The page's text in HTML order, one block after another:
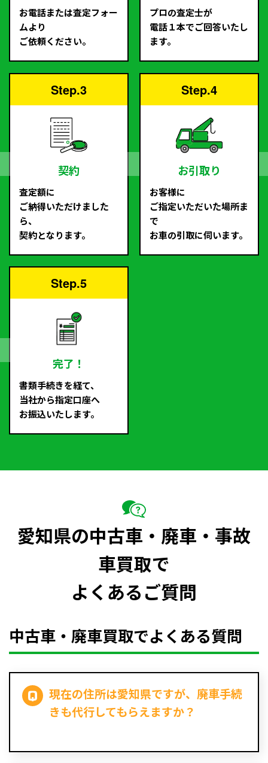
お電話または査定フォー
ムより
ご依頼ください。
プロの査定士が
電話１本でご回答いたし
ます。
Step.3
契約
査定額に
ご納得いただけました
ら、
契約となります。
Step.4
お引取り
お客様に
ご指定いただいた場所ま
で
お車の引取に伺います。
Step.5
完了！
書類手続きを経て、
当社から指定口座へ
お振込いたします。
愛知県の中古車・廃車・事故
車買取で
よくあるご質問
中古車・廃車買取でよくある質問
現在の住所は愛知県ですが、廃車手続
きも代行してもらえますか？